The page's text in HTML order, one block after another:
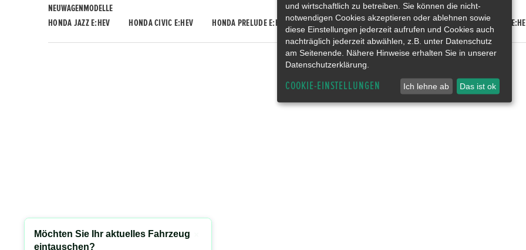
NEUWAGENMODELLE
HONDA JAZZ E:HEV
HONDA CIVIC E:HEV HONDA PRELUDE E:HEV HONDA HR-V E:HEV HONDA ZR-V E:HEV HONDA CR-V
und wirtschaftlich zu betreiben. Sie können die nicht-
notwendigen Cookies akzeptieren oder ablehnen sowie
diese Einstellungen jederzeit aufrufen und Cookies auch
nachträglich jederzeit abwählen, z.B. unter Datenschutz
am Seitenende. Nähere Hinweise erhalten Sie in unserer
Datenschutzerklärung.
COOKIE-EINSTELLUNGEN Ich lehne ab Das ist ok
Möchten Sie Ihr aktuelles Fahrzeug
eintauschen?